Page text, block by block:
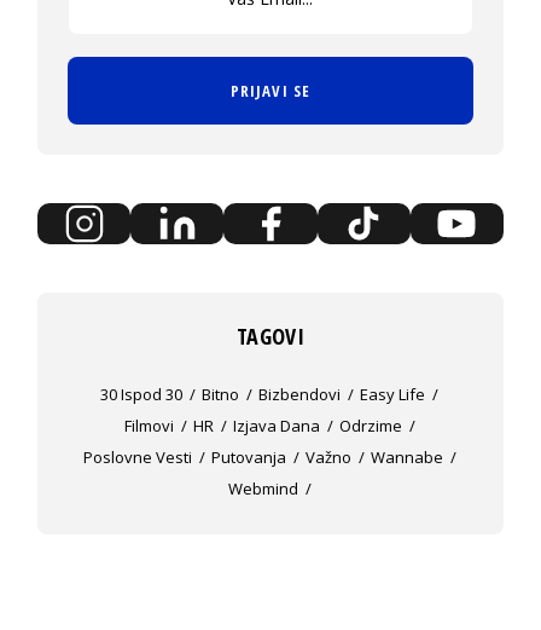
PRIJAVI SE
TAGOVI
30 Ispod 30 Bitno Bizbendovi
Easy Life
Filmovi
HR Izjava Dana
Odrzime
Poslovne Vesti
Putovanja Važno
Wannabe
Webmind